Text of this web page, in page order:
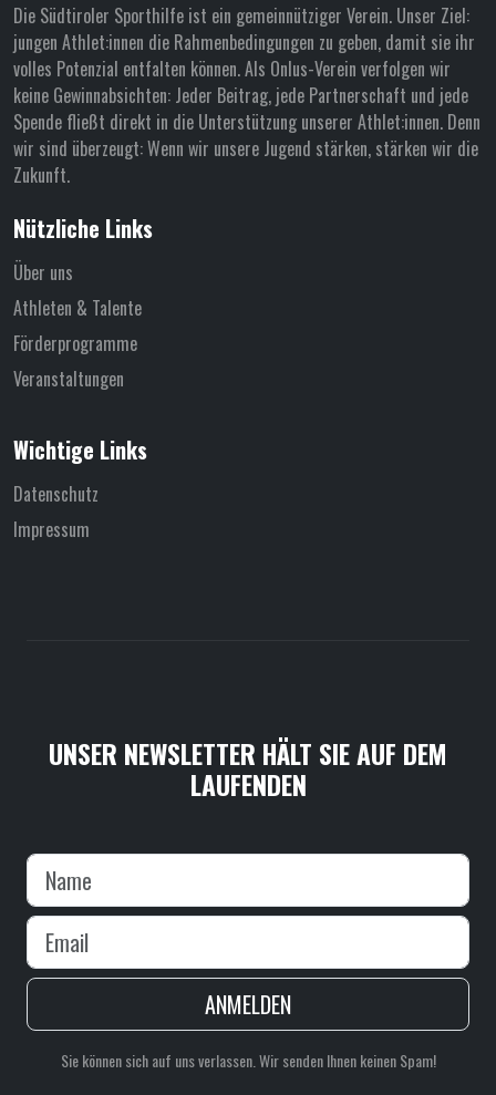
Die Südtiroler Sporthilfe ist ein gemeinnütziger Verein. Unser Ziel:
jungen Athlet:innen die Rahmenbedingungen zu geben, damit sie ihr
volles Potenzial entfalten können. Als Onlus-Verein verfolgen wir
keine Gewinnabsichten: Jeder Beitrag, jede Partnerschaft und jede
Spende fließt direkt in die Unterstützung unserer Athlet:innen. Denn
wir sind überzeugt: Wenn wir unsere Jugend stärken, stärken wir die
Zukunft.
Nützliche Links
Über uns
Athleten & Talente
Förderprogramme
Veranstaltungen
Wichtige Links
Datenschutz
Impressum
UNSER NEWSLETTER HÄLT SIE AUF DEM
LAUFENDEN
ANMELDEN
Sie können sich auf uns verlassen. Wir senden Ihnen keinen Spam!